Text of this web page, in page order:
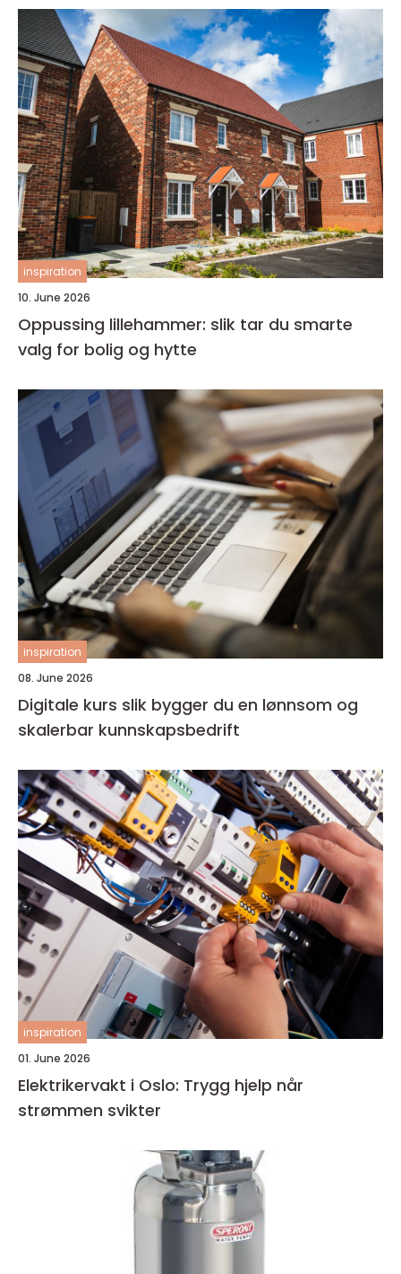
inspiration
10. June 2026
Oppussing lillehammer: slik tar du smarte
valg for bolig og hytte
inspiration
08. June 2026
Digitale kurs slik bygger du en lønnsom og
skalerbar kunnskapsbedrift
inspiration
01. June 2026
Elektrikervakt i Oslo: Trygg hjelp når
strømmen svikter